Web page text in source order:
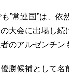
”常連国”は、依
大会に出場し
のアルゼンチン
勝候補として名